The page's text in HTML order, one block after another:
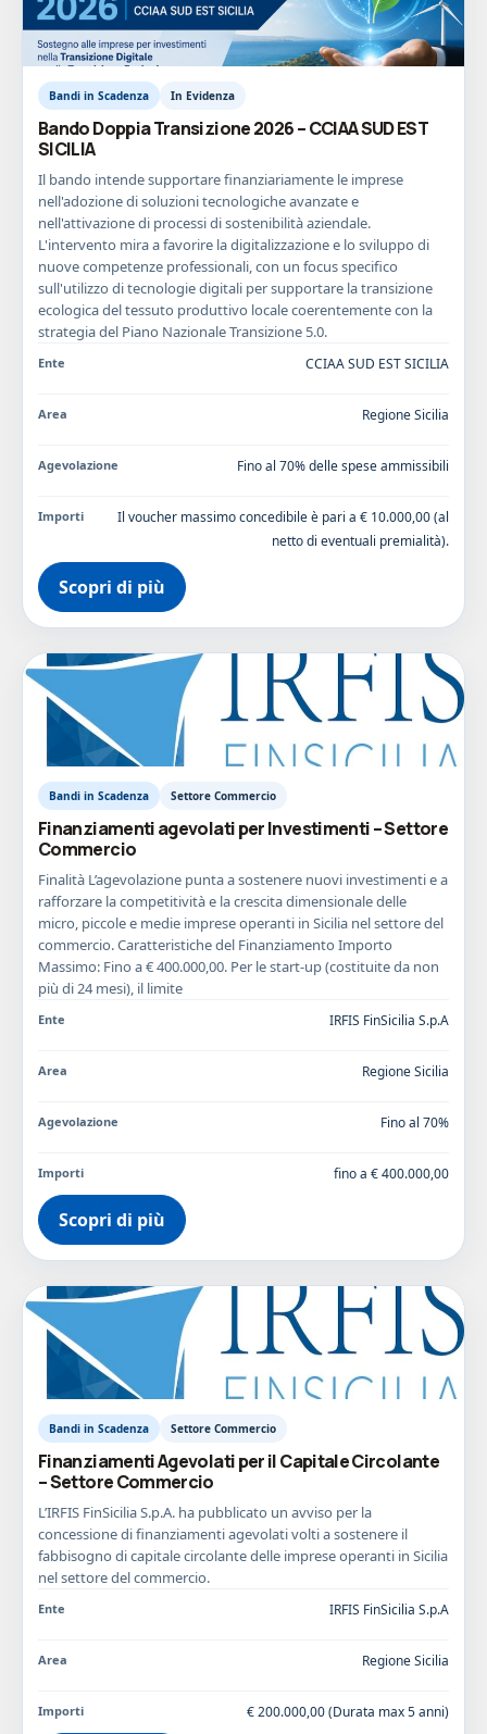
Bandi in Scadenza In Evidenza
Bando Doppia Transizione 2026 – CCIAA SUD EST
SICILIA
Il bando intende supportare finanziariamente le imprese
nell'adozione di soluzioni tecnologiche avanzate e
nell'attivazione di processi di sostenibilità aziendale.
L'intervento mira a favorire la digitalizzazione e lo sviluppo di
nuove competenze professionali, con un focus specifico
sull'utilizzo di tecnologie digitali per supportare la transizione
ecologica del tessuto produttivo locale coerentemente con la
strategia del Piano Nazionale Transizione 5.0.
Ente CCIAA SUD EST SICILIA
Area Regione Sicilia
Agevolazione Fino al 70% delle spese ammissibili
Importi
Il voucher massimo concedibile è pari a € 10.000,00 (al
netto di eventuali premialità).
Scopri di più
Bandi in Scadenza Settore Commercio
Finanziamenti agevolati per Investimenti – Settore
Commercio
Finalità L’agevolazione punta a sostenere nuovi investimenti e a
rafforzare la competitività e la crescita dimensionale delle
micro, piccole e medie imprese operanti in Sicilia nel settore del
commercio. Caratteristiche del Finanziamento Importo
Massimo: Fino a € 400.000,00. Per le start-up (costituite da non
più di 24 mesi), il limite
Ente IRFIS FinSicilia S.p.A
Area Regione Sicilia
Agevolazione Fino al 70%
Importi fino a € 400.000,00
Scopri di più
Bandi in Scadenza Settore Commercio
Finanziamenti Agevolati per il Capitale Circolante
– Settore Commercio
L’IRFIS FinSicilia S.p.A. ha pubblicato un avviso per la
concessione di finanziamenti agevolati volti a sostenere il
fabbisogno di capitale circolante delle imprese operanti in Sicilia
nel settore del commercio.
Ente IRFIS FinSicilia S.p.A
Area Regione Sicilia
Importi € 200.000,00 (Durata max 5 anni)